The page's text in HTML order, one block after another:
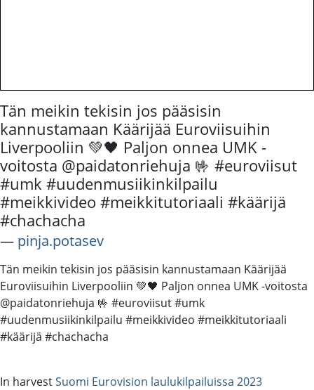
Tän meikin tekisin jos pääsisin
kannustamaan Käärijää Euroviisuihin
Liverpooliin 💚🖤 Paljon onnea UMK -
voitosta @paidatonriehuja 🤟 #euroviisut
#umk #uudenmusiikinkilpailu
#meikkivideo #meikkitutoriaali #käärijä
#chachacha
― pinja.potasev
Tän meikin tekisin jos pääsisin kannustamaan Käärijää
Euroviisuihin Liverpooliin 💚🖤 Paljon onnea UMK -voitosta
@paidatonriehuja 🤟 #euroviisut #umk
#uudenmusiikinkilpailu #meikkivideo #meikkitutoriaali
#käärijä #chachacha
In harvestSuomi Eurovision laulukilpailuissa 2023